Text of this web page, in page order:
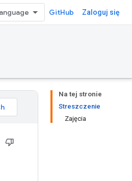
GitHub Zaloguj się
Na tej stronie
Streszczenie
Zajęcia